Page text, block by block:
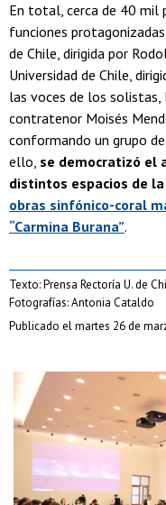
En total, cerca de 40 mil
funciones
de Chile, dirigida por
Universidad de Chile,
las voces de los
contratenor Moisés
conformando un grupo
ello, se democratizó el
distintos espacios de
obras sinfónico-coral
“Carmina Burana”.
Texto: Prensa Rectoría U. de
Fotografías: Antonia Cataldo
Publicado el martes 26 de